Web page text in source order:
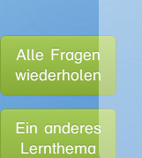
Alle Fragen
wiederholen
Ein anderes
Lernthema